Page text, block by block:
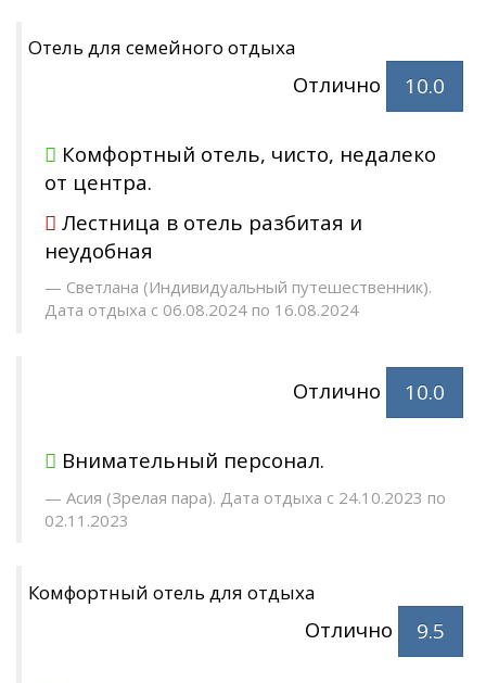
Отель для семейного отдыха
Отлично 10.0
Комфортный отель, чисто, недалеко
от центра.
Лестница в отель разбитая и
неудобная
Светлана (Индивидуальный путешественник).
Дата отдыха с 06.08.2024 по 16.08.2024
Отлично 10.0
Внимательный персонал.
Асия (Зрелая пара). Дата отдыха с 24.10.2023 по
02.11.2023
Комфортный отель для отдыха
Отлично 9.5